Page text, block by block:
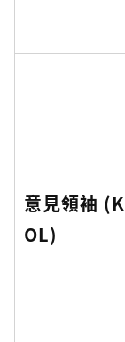
意見領袖 (K
OL)